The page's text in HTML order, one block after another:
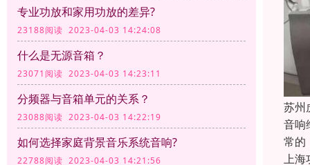
专业功放和家用功放的差异?
23188阅读 2023-04-03 14:24:08
什么是无源音箱？
23071阅读 2023-04-03 14:23:11
分频器与音箱单元的关系？
23088阅读 2023-04-03 14:22:19
如何选择家庭背景音乐系统音响?
22788阅读 2023-04-03 14:21:56
苏州
音响
常的
上海